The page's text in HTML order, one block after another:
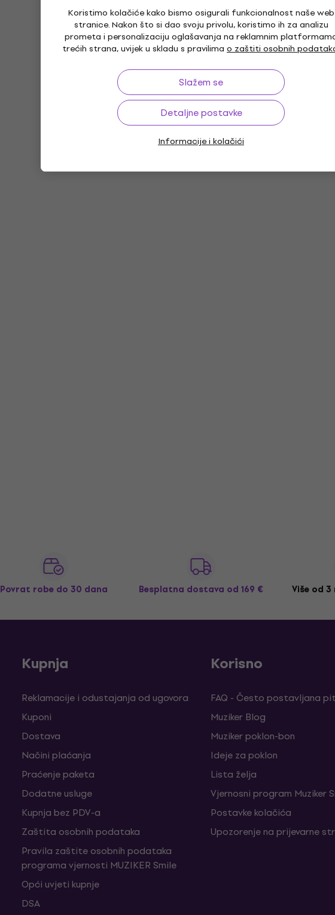
Koristimo kolačiće kako bismo osigurali funkcionalnost naše web
stranice. Nakon što si dao svoju privolu, koristimo ih za analizu
prometa i personalizaciju oglašavanja na reklamnim
trećih strana, uvijek u skladu s pravilima o zaštiti osobnih
Slažem se
Detaljne postavke
Informacije i kolačići
Povrat robe do 30 dana Besplatna dostava od 169 € Više od
Kupnja
Reklamacije i odustajanja od ugovora
Kuponi
Dostava
Načini plaćanja
Praćenje paketa
Dodatne usluge
Kupnja bez PDV-a
Zaštita osobnih podataka
Pravila zaštite osobnih podataka
programa vjernosti MUZIKER Smile
Opći uvjeti kupnje
DSA
Korisno
FAQ - Često postavljana
Muziker Blog
Muziker poklon-bon
Ideje za poklon
Lista želja
Vjernosni program Muziker
Postavke kolačića
Upozorenje na prijevarne